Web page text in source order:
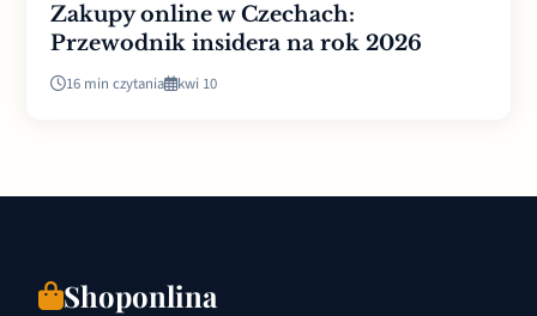
Zakupy online w Czechach:
Przewodnik insidera na rok 2026
16 min czytania kwi 10
Shoponlina